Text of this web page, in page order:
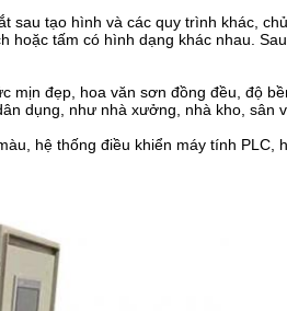
sau tạo hình và các quy trình khác,
hoặc tấm có hình dạng khác nhau.
mịn đẹp, hoa văn sơn đồng đều, độ
dụng, như nhà xưởng, nhà kho, sân
hệ thống điều khiển máy tính PLC,